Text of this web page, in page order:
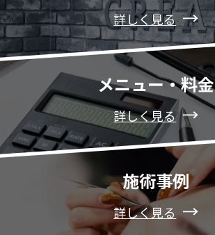
詳しく見る
メニュー・料金
詳しく見る
施術事例
詳しく見る